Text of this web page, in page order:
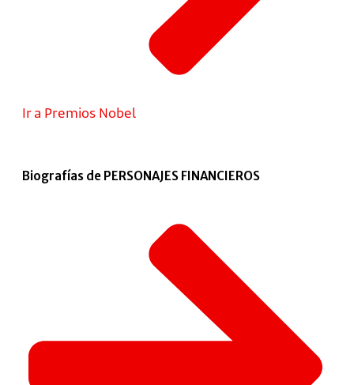
Ir a Premios Nobel
Biografías de PERSONAJES FINANCIEROS